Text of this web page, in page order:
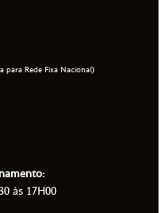
para Rede Fixa Nacional)
às 17H00